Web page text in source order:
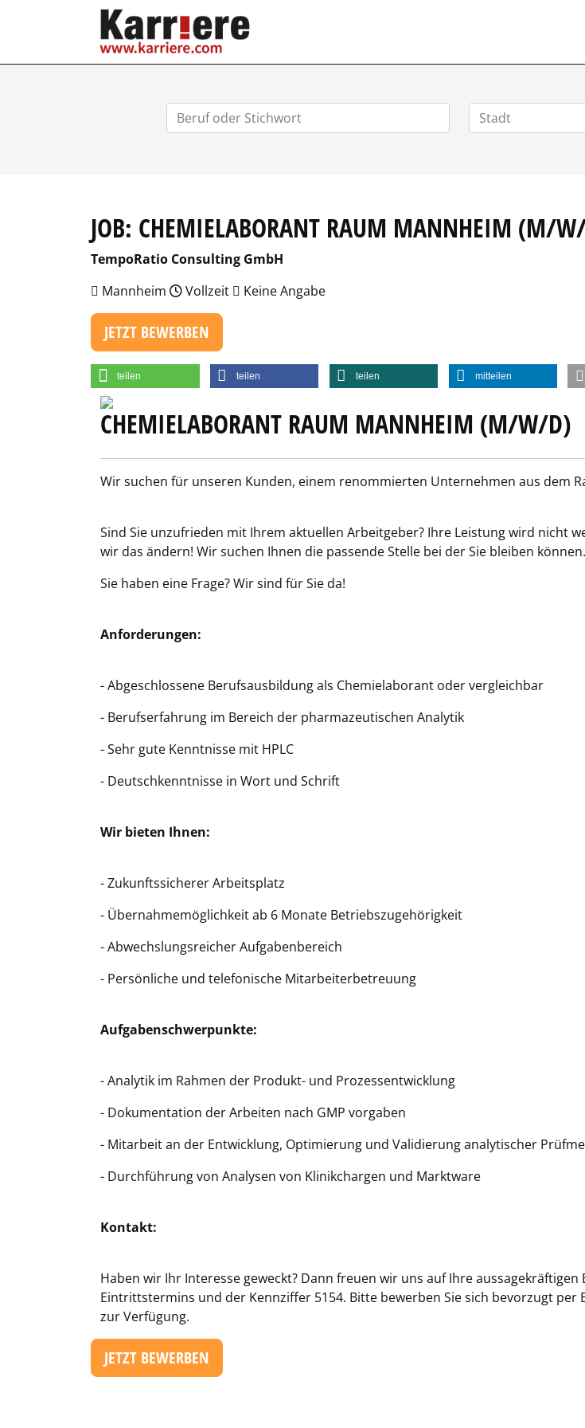
JOB: CHEMIELABORANT RAUM MANNHEIM (M/
TempoRatio Consulting GmbH
Mannheim
Vollzeit Keine Angabe
JETZT BEWERBEN
teilen teilen teilen mitteilen
CHEMIELABORANT RAUM MANNHEIM (M/W/D)
Wir suchen für unseren Kunden, einem renommierten Unternehmen aus dem
Sind Sie unzufrieden mit Ihrem aktuellen Arbeitgeber? Ihre Leistung wird nicht
wir das ändern! Wir suchen Ihnen die passende Stelle bei der Sie bleiben können.
Sie haben eine Frage? Wir sind für Sie da!
Anforderungen:
- Abgeschlossene Berufsausbildung als Chemielaborant oder vergleichbar
- Berufserfahrung im Bereich der pharmazeutischen Analytik
- Sehr gute Kenntnisse mit HPLC
- Deutschkenntnisse in Wort und Schrift
Wir bieten Ihnen:
- Zukunftssicherer Arbeitsplatz
- Übernahmemöglichkeit ab 6 Monate Betriebszugehörigkeit
- Abwechslungsreicher Aufgabenbereich
- Persönliche und telefonische Mitarbeiterbetreuung
Aufgabenschwerpunkte:
- Analytik im Rahmen der Produkt- und Prozessentwicklung
- Dokumentation der Arbeiten nach GMP vorgaben
- Mitarbeit an der Entwicklung, Optimierung und Validierung analytischer
- Durchführung von Analysen von Klinikchargen und Marktware
Kontakt:
Haben wir Ihr Interesse geweckt? Dann freuen wir uns auf Ihre
Eintrittstermins und der Kennziffer 5154. Bitte bewerben Sie sich bevorzugt
zur Verfügung.
JETZT BEWERBEN